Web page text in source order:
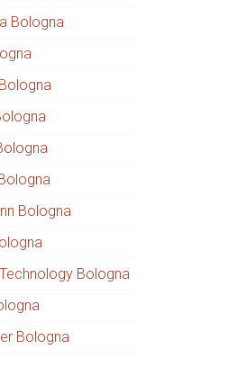
Bologna
Bologna
Bologna
Bologna